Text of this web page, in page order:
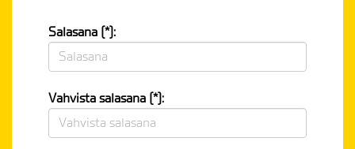
Salasana (*):
Vahvista salasana (*):